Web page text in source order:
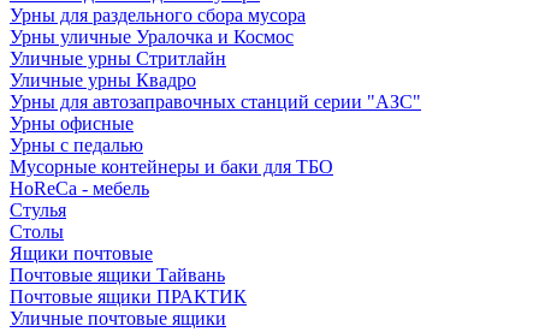
Урны для раздельного сбора мусора
Урны уличные Уралочка и Космос
Уличные урны Стритлайн
Уличные урны Квадро
Урны для автозаправочных станций серии "АЗС"
Урны офисные
Урны с педалью
Мусорные контейнеры и баки для ТБО
HoReCa - мебель
Стулья
Столы
Ящики почтовые
Почтовые ящики Тайвань
Почтовые ящики ПРАКТИК
Уличные почтовые ящики